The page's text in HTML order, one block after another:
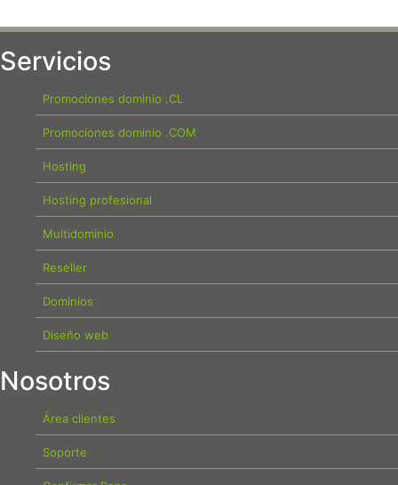
Servicios
Promociones dominio .CL
Promociones dominio .COM
Hosting
Hosting profesional
Multidominio
Reseller
Dominios
Diseño web
Nosotros
Área clientes
Soporte